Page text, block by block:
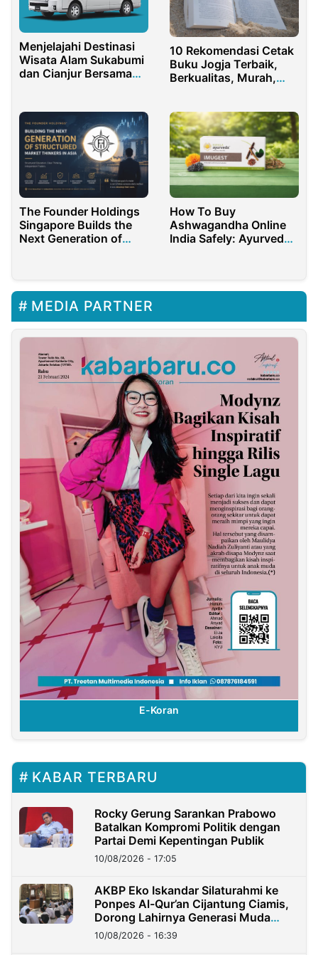
Menjelajahi Destinasi
Wisata Alam Sukabumi
dan Cianjur Bersama
10 Rekomendasi Cetak
Buku Jogja Terbaik,
Berkualitas, Murah,
The Founder Holdings
Singapore Builds the
Next Generation of
How To Buy
Ashwagandha Online
India Safely: Ayurveda
MEDIA PARTNER
E-Koran
KABAR TERBARU
Rocky Gerung Sarankan Prabowo
Batalkan Kompromi Politik dengan
Partai Demi Kepentingan Publik
10/08/2026 - 17:05
AKBP Eko Iskandar Silaturahmi ke
Ponpes Al-Qur’an Cijantung Ciamis,
Dorong Lahirnya Generasi Muda
Berkarakter
10/08/2026 - 16:39